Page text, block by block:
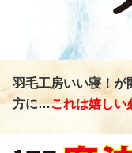
羽毛工房いい寝！が
方に…これは嬉しい